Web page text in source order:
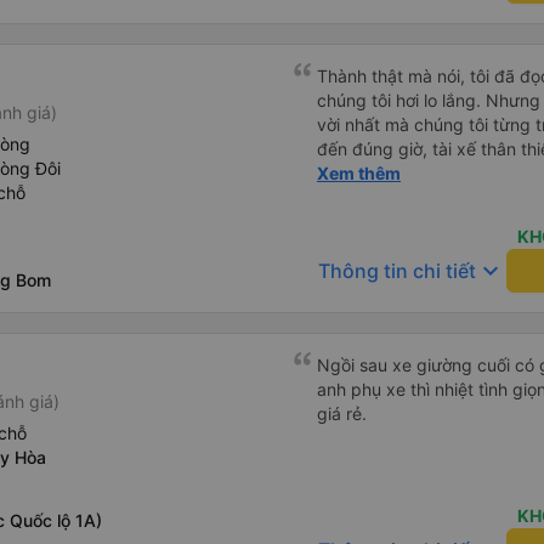
giá)
Đôi
Bom
Thành thật mà nói, tôi đã
chúng tôi hơi lo lắng.
vời nhất mà chúng tôi từng
đến đúng giờ, tài xế thân
vẫn hơi xóc, nhưng đó là
Xem thêm
Thông tin chi tiết keyboard_arrow_down
giá)
Hòa
Quốc lộ 1A)
Ngồi sau xe giường cuối có
anh phụ xe thì nhiệt tình
giá rẻ.